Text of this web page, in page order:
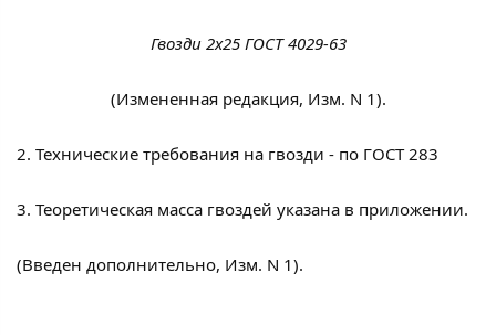
Гвозди 2x25 ГОСТ 4029-63
(Измененная редакция, Изм. N 1).
2. Технические требования на гвозди - по ГОСТ 283
3. Теоретическая масса гвоздей указана в приложении.
(Введен дополнительно, Изм. N 1).